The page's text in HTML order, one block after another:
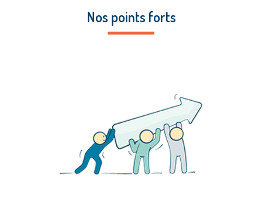
Nos points forts